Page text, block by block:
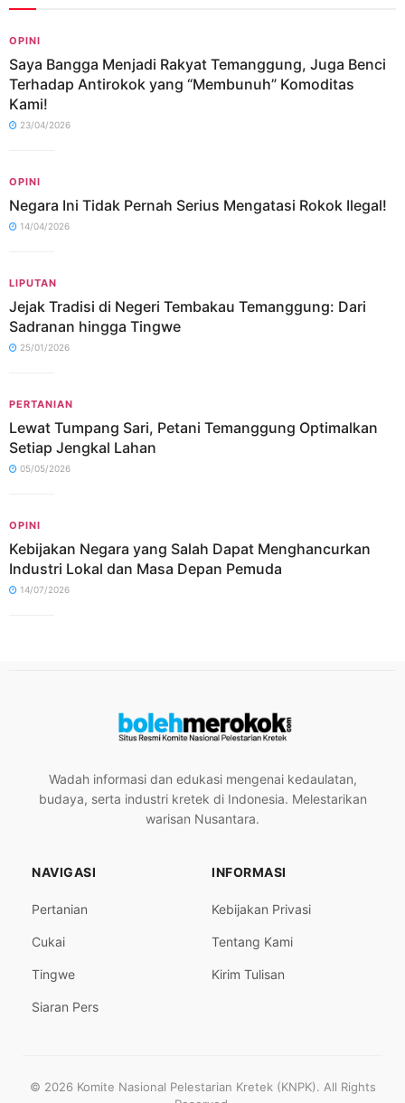
OPINI
Saya Bangga Menjadi Rakyat Temanggung, Juga Benci
Terhadap Antirokok yang “Membunuh” Komoditas
Kami!
23/04/2026
OPINI
Negara Ini Tidak Pernah Serius Mengatasi Rokok Ilegal!
14/04/2026
LIPUTAN
Jejak Tradisi di Negeri Tembakau Temanggung: Dari
Sadranan hingga Tingwe
25/01/2026
PERTANIAN
Lewat Tumpang Sari, Petani Temanggung Optimalkan
Setiap Jengkal Lahan
05/05/2026
OPINI
Kebijakan Negara yang Salah Dapat Menghancurkan
Industri Lokal dan Masa Depan Pemuda
14/07/2026
Wadah informasi dan edukasi mengenai kedaulatan,
budaya, serta industri kretek di Indonesia. Melestarikan
warisan Nusantara.
NAVIGASI
Pertanian
Cukai
Tingwe
Siaran Pers
INFORMASI
Kebijakan Privasi
Tentang Kami
Kirim Tulisan
© 2026 Komite Nasional Pelestarian Kretek (KNPK). All Rights